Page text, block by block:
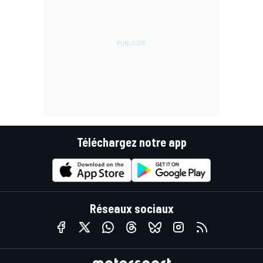
Téléchargez notre app
Réseaux sociaux